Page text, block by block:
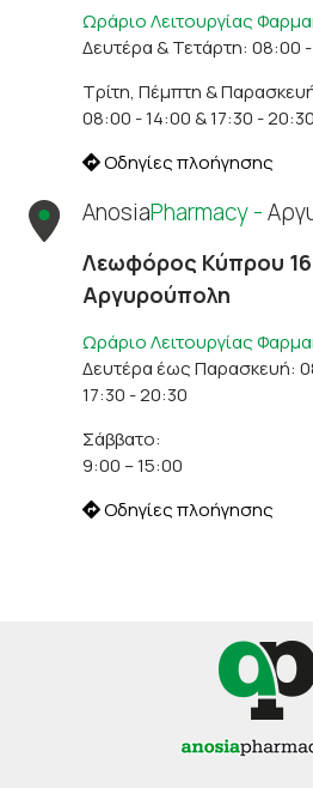
Ωράριο Λειτουργίας
Δευτέρα & Τετάρτη: 08:00
Τρίτη, Πέμπτη &
08:00 - 14:00 & 17:30 - 20:30
Οδηγίες πλοήγησης
AnosiaPharmacy -
Λεωφόρος Κύπρου
Αργυρούπολη
Ωράριο Λειτουργίας
Δευτέρα έως Παρασκευή:
17:30 - 20:30
Σάββατο:
9:00 – 15:00
Οδηγίες πλοήγησης